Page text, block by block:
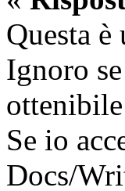
Questa
Ignoro
Se io
Docs/